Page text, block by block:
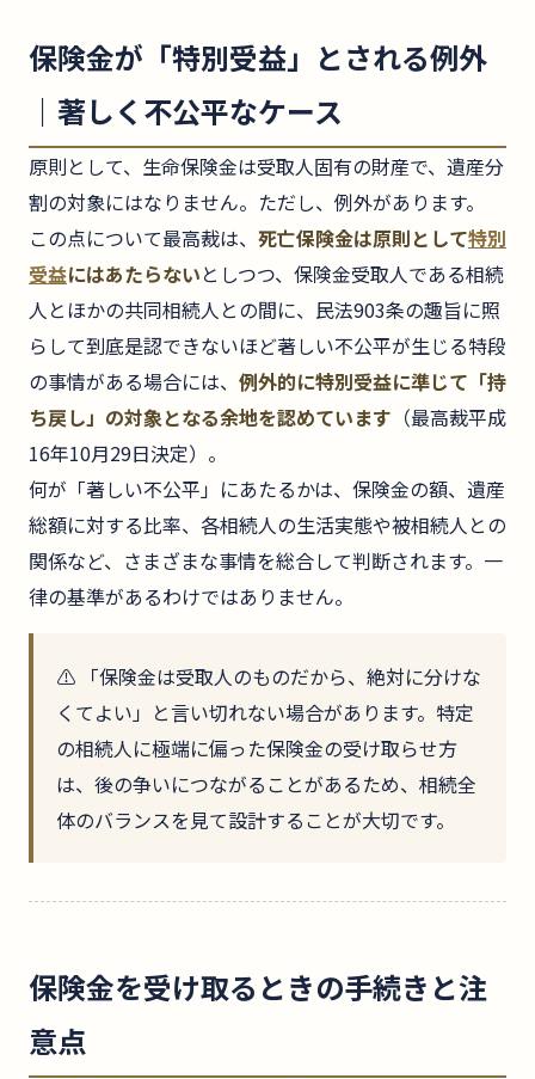
保険金が「特別受益」とされる例外
｜著しく不公平なケース
原則として、生命保険金は受取人固有の財産で、遺産分
割の対象にはなりません。ただし、例外があります。
この点について最高裁は、 死亡保険金は原則として特別
受益にはあたらないとしつつ、保険金受取人である相続
人とほかの共同相続人との間に、民法903条の趣旨に照
らして到底是認できないほど著しい不公平が生じる特段
の事情がある場合には、 例外的に特別受益に準じて「持
ち戻し」の対象となる余地を認めています （最高裁平成
16年10月29日決定）。
何が「著しい不公平」にあたるかは、保険金の額、遺産
総額に対する比率、各相続人の生活実態や被相続人との
関係など、さまざまな事情を総合して判断されます。一
律の基準があるわけではありません。
⚠️ 「保険金は受取人のものだから、絶対に分けな
くてよい」と言い切れない場合があります。特定
の相続人に極端に偏った保険金の受け取らせ方
は、後の争いにつながることがあるため、相続全
体のバランスを見て設計することが大切です。
保険金を受け取るときの手続きと注
意点